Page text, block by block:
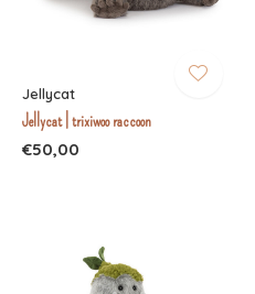
Jellycat
Jellycat | trixiwoo raccoon
€50,00